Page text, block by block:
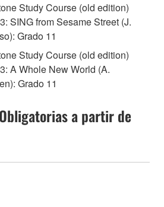
Study Course (old edition)
SING from Sesame Street (J.
Grado 11
Study Course (old edition)
A Whole New World (A.
Grado 11
a partir de